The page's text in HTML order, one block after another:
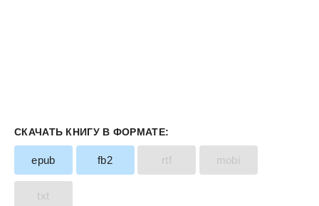
СКАЧАТЬ КНИГУ В ФОРМАТЕ:
epub fb2 rtf mobi
txt